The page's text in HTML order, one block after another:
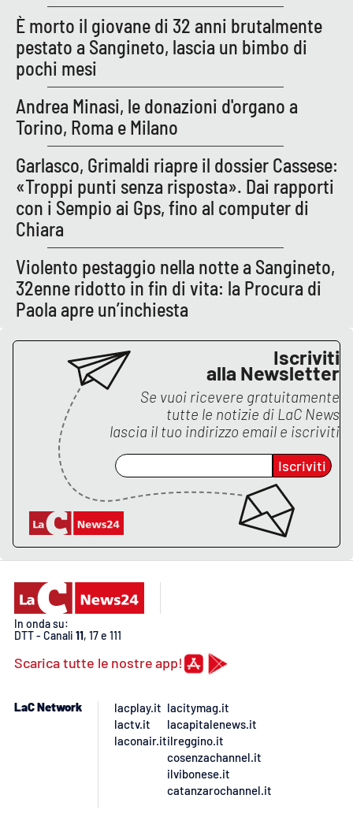
STREAMING
LaC TV
LaC Network
LaC OnAir
EDIZIONI
LOCALI
Catanzaro
Crotone
Vibo Valentia
Reggio Calabria
Cosenza
Lamezia Terme
PROGETTI
SPECIALI
Buona Sanità Calabria
LA
CALABRIAVISIONE
Destinazioni
Eventi
È morto il giovane di 32 anni brutalmente
pestato a Sangineto, lascia un bimbo di
pochi mesi
Andrea Minasi, le donazioni d'organo a
Torino, Roma e Milano
Garlasco, Grimaldi riapre il dossier Cassese:
«Troppi punti senza risposta». Dai rapporti
con i Sempio ai Gps, fino al computer di
Chiara
Violento pestaggio nella notte a Sangineto,
32enne ridotto in fin di vita: la Procura di
Paola apre un’inchiesta
Iscriviti
alla Newsletter
Se vuoi ricevere gratuitamente
tutte le notizie di LaC News
lascia il tuo indirizzo email e iscriviti
Iscriviti
In onda su:
DTT - Canali 11, 17 e 111
Scarica tutte le nostre app!
LaC Network
lacplay.it
lactv.it
laconair.it
lacitymag.it
lacapitalenews.it
ilreggino.it
cosenzachannel.it
ilvibonese.it
catanzarochannel.it